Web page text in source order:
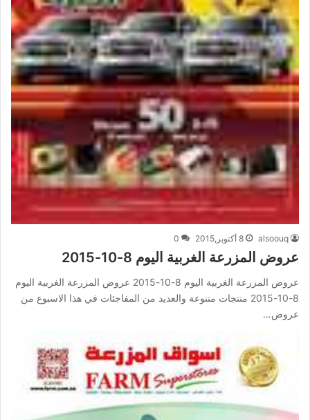
alsoouq 8 أكتوبر,2015 0
عروض المزرعة الغربية اليوم 8-10-2015
عروض المزرعة الغربية اليوم 8-10-2015 عروض المزرعة الغربية اليوم
8-10-2015 منتجات متنوعة والعديد من المفاجئات في هذا الاسبوع من
عروض…